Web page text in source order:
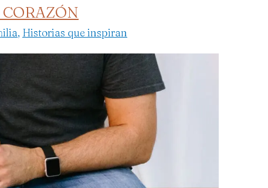
, Historias que inspiran